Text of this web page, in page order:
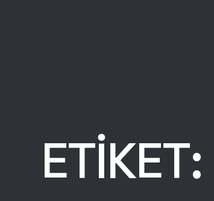
ETIKET: